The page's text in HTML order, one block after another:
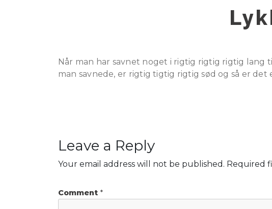
Når man har savnet noget i rigtig rigtig rigtig lang
man savnede, er rigtig tigtig rigtig sød og så er
Leave a Reply
Your email address will not be published. Required
Comment *